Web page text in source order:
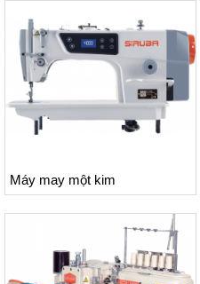
Máy may một kim